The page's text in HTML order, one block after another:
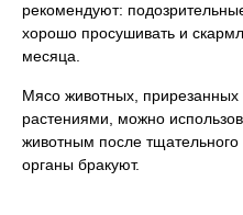
рекомендуют:
хорошо просушивать и
месяца.
Мясо животных,
растениями, можно
животным после
органы бракуют.